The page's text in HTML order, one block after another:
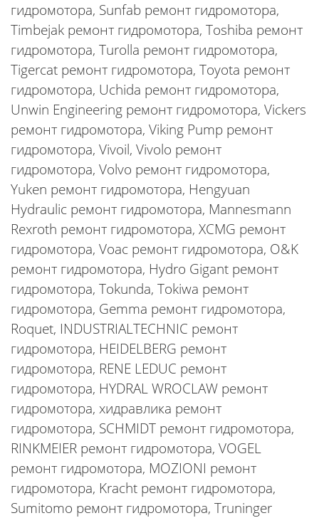
гидромотора, Sunfab ремонт гидромотора,
Timbejak ремонт гидромотора, Toshiba ремонт
гидромотора, Turolla ремонт гидромотора,
Tigercat ремонт гидромотора, Toyota ремонт
гидромотора, Uchida ремонт гидромотора,
Unwin Engineering ремонт гидромотора, Vickers
ремонт гидромотора, Viking Pump ремонт
гидромотора, Vivoil, Vivolo ремонт
гидромотора, Volvo ремонт гидромотора,
Yuken ремонт гидромотора, Hengyuan
Hydraulic ремонт гидромотора, Mannesmann
Rexroth ремонт гидромотора, XCMG ремонт
гидромотора, Voac ремонт гидромотора, O&K
ремонт гидромотора, Hydro Gigant ремонт
гидромотора, Tokunda, Tokiwa ремонт
гидромотора, Gemma ремонт гидромотора,
Roquet, INDUSTRIALTECHNIC ремонт
гидромотора, HEIDELBERG ремонт
гидромотора, RENE LEDUC ремонт
гидромотора, HYDRAL WROCLAW ремонт
гидромотора, хидравлика ремонт
гидромотора, SCHMIDT ремонт гидромотора,
RINKMEIER ремонт гидромотора, VOGEL
ремонт гидромотора, MOZIONI ремонт
гидромотора, Kracht ремонт гидромотора,
Sumitomo ремонт гидромотора, Truninger